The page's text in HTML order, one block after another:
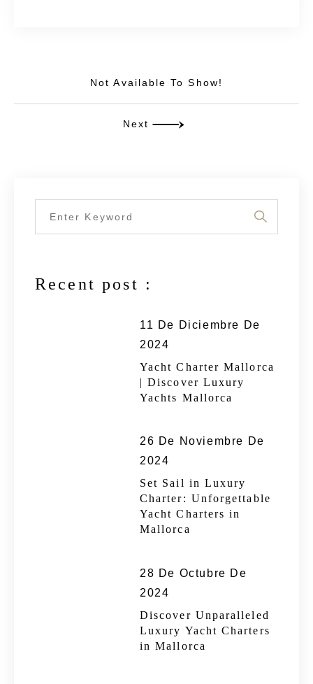
Not Available To Show!
Next
Recent post :
11 De Diciembre De
2024
Yacht Charter Mallorca
| Discover Luxury
Yachts Mallorca
26 De Noviembre De
2024
Set Sail in Luxury
Charter: Unforgettable
Yacht Charters in
Mallorca
28 De Octubre De
2024
Discover Unparalleled
Luxury Yacht Charters
in Mallorca